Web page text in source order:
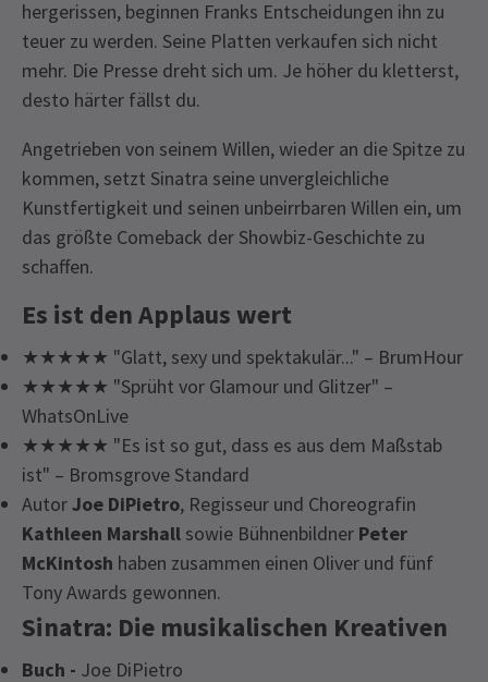
hergerissen, beginnen Franks Entscheidungen ihn zu
teuer zu werden. Seine Platten verkaufen sich nicht
mehr. Die Presse dreht sich um. Je höher du kletterst,
desto härter fällst du.
Angetrieben von seinem Willen, wieder an die Spitze zu
kommen, setzt Sinatra seine unvergleichliche
Kunstfertigkeit und seinen unbeirrbaren Willen ein, um
das größte Comeback der Showbiz-Geschichte zu
schaffen.
Es ist den Applaus wert
★★★★★ "Glatt, sexy und spektakulär..." – BrumHour
★★★★★ "Sprüht vor Glamour und Glitzer" –
WhatsOnLive
★★★★★ "Es ist so gut, dass es aus dem Maßstab
ist" – Bromsgrove Standard
AutorJoe DiPietro, Regisseur und Choreografin
Kathleen Marshall sowie Bühnenbildner Peter
McKintosh haben zusammen einen Oliver und fünf
Tony Awards gewonnen.
Sinatra: Die musikalischen Kreativen
Buch - Joe DiPietro